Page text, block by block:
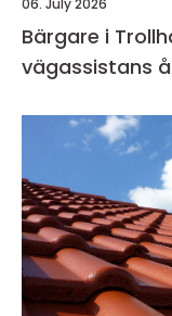
06. July 2026
Bärgare i
vägassistans